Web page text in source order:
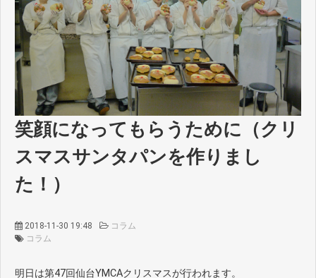
笑顔になってもらうために（クリ
スマスサンタパンを作りまし
た！）
2018-11-30 19:48
コラム
コラム
明日は第47回仙台YMCAクリスマスが行われます。